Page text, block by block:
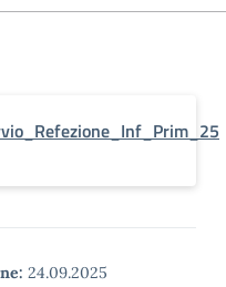
24.09.2025